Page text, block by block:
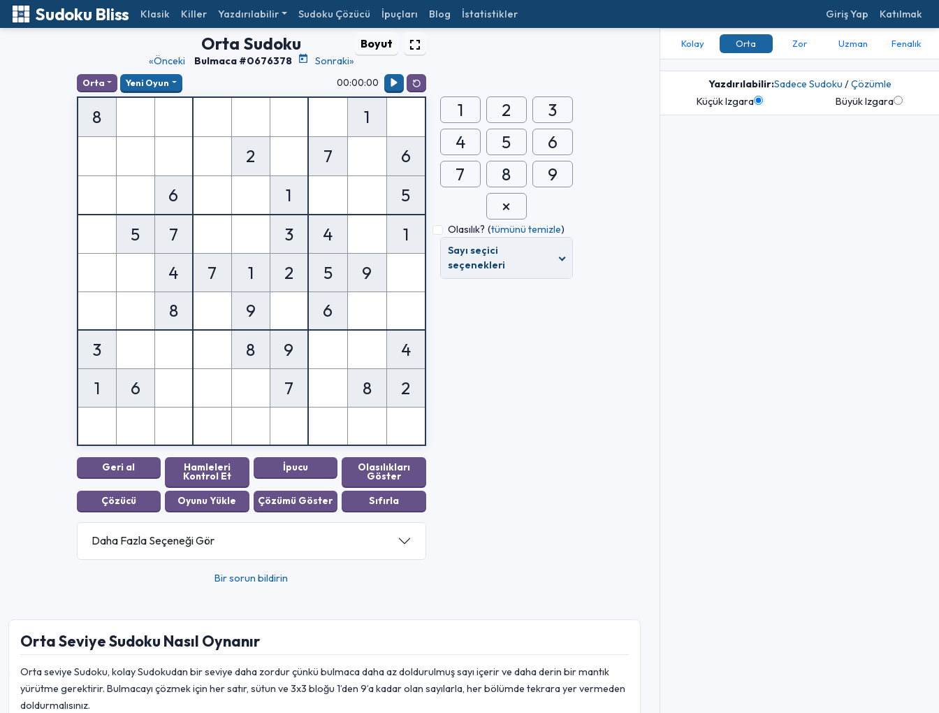
Sudoku Bliss Klasik Killer Yazdırılabilir Sudoku Çözücü İpuçları Blog İstatistikler Giriş Yap Katılmak
Orta Sudoku Boyut
«Önceki Bulmaca #0676378 Sonraki»
Orta Yeni Oyun 00:00:00
8
1
2
7
6
6
1
5
5
7 3 4
1
4
7 1 2 5
9
8
9
6
3
8 9
4
1
6 7 8 2
1 2
3
4
5
6
7
8 9
Olasılık? (tümünü temizle)
Sayı seçici
seçenekleri
Daha Fazla Seçeneği Gör
Bir sorun bildirin
Orta Seviye Sudoku Nasıl Oynanır
Orta seviye Sudoku, kolay Sudokudan bir seviye daha zordur çünkü bulmaca daha az doldurulmuş sayı içerir ve daha derin bir mantık
yürütme gerektirir. Bulmacayı çözmek için her satır, sütun ve 3x3 bloğu 1’den 9’a kadar olan sayılarla, her bölümde tekrara yer vermeden
doldurmalısınız.
Kolay Orta Zor Uzman Fenalık
Yazdırılabilir:Sadece Sudoku /Çözümle
Küçük Izgara
Büyük Izgara